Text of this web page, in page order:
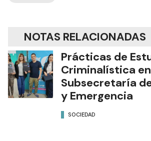
NOTAS RELACIONADAS
Prácticas de
Criminalística
Subsecretaría
y Emergencia
SOCIEDAD